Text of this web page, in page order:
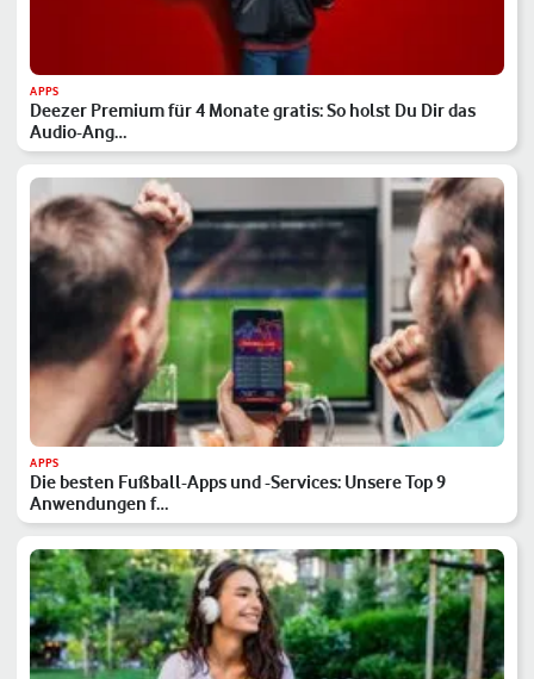
APPS
Deezer Premium für 4 Monate gratis: So holst Du Dir das
Audio-Ang…
APPS
Die besten Fußball-Apps und -Services: Unsere Top 9
Anwendungen f…